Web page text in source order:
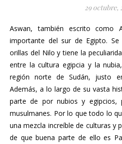
29 octubre,
Aswan, también escrito como Asuán, es la ciudad más
importante del sur de Egipto.
orillas del Nilo y tiene la
entre la cultura egipcia y la
región norte de Sudán, justo
Además, a lo largo de su vasta
parte de por nubios y egipcios,
musulmanes. Por lo que todo lo
una mezcla increíble de culturas y
de que buena parte de ello es